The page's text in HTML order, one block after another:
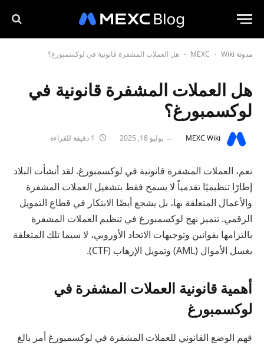
مدونة MEXC - Wiki
- هل العملات المشفرة قانونية في لوكسمبورغ؟
هل العملات المشفرة قانونية في
لوكسمبورغ؟
MEXC Wiki يوليو 18, 2025
نعم، العملات المشفرة قانونية في لوكسمبورغ. لقد أنشأت البلاد
إطارًا تنظيميًا تقدمياً لا يسمح فقط بتشغيل العملات المشفرة
والأعمال المتعلقة بها، بل يشجع أيضًا الابتكار في قطاع التمويل
الرقمي. تتميز نهج لوكسمبورغ في تنظيم العملات المشفرة
بالتزامها بقوانين وتوجيهات الاتحاد الأوروبي، لا سيما تلك المتعلقة
بغسل الأموال (AML) وتمويل الإرهاب (CTF).
أهمية قانونية العملات المشفرة في
لوكسمبورغ
فهم الوضع القانوني للعملات المشفرة في لوكسمبورغ أمر بالغ